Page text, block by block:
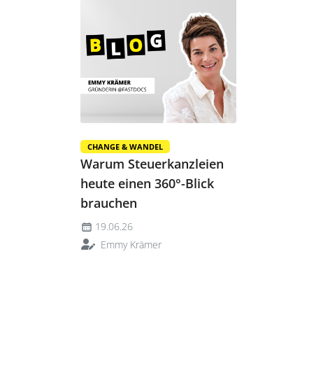
CHANGE & WANDEL
Warum Steuerkanzleien
heute einen 360°-Blick
brauchen
19.06.26
Emmy Krämer